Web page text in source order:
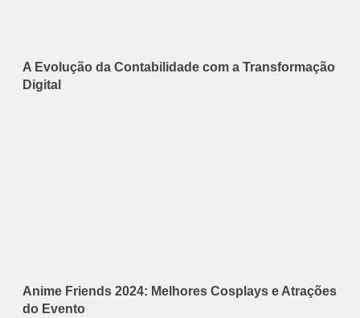
A Evolução da Contabilidade com a Transformação
Digital
Anime Friends 2024: Melhores Cosplays e Atrações
do Evento